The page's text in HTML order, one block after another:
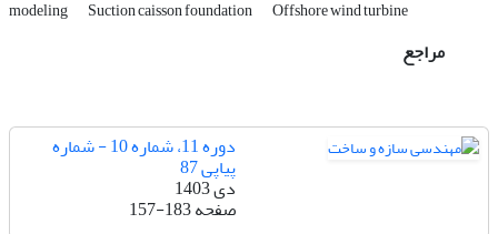
modeling Suction caisson foundation Offshore wind turbine
مراجع
دوره 11، شماره 10 - شماره
پیاپی 87
دی 1403
صفحه157-183